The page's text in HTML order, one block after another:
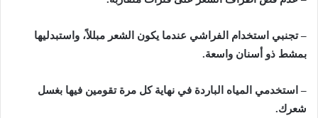
– تجنبي استخدام الفراشي عندما يكون الشعر مبللاً، واستبدليها
بمشط ذو أسنان واسعة.
– استخدمي المياه الباردة في نهاية كل مرة تقومين فيها بغسل
شعرك.